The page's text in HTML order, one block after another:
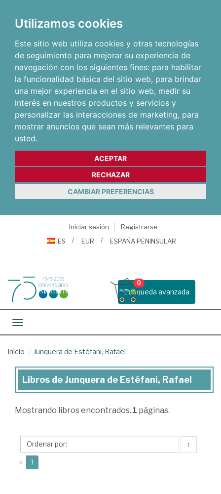
Utilizamos cookies
Este sitio web utiliza cookies y otras tecnologías
de seguimiento para mejorar su experiencia de
navegación con los siguientes fines: para habilitar
la funcionalidad básica del sitio web, para brindar
una mejor experiencia en el sitio web, medir su
interés en nuestros productos y servicios y
personalizar las interacciones de marketing, para
mostrar anuncios que sean más relevantes para
usted.
ACEPTAR
RECHAZAR
CAMBIAR PREFERENCIAS
Iniciar sesión
Registrarse
ES
EUR ESPAÑA PENINSULAR
Busqueda avanzada
0
Toggle navigation
Inicio Junquera de Estéfani, Rafael
Libros
Junquera
Estéfani,
Rafael
Libros de Junquera de Estéfani, Rafael
Mostrando libros encontrados. 1 páginas.
↑
« 1